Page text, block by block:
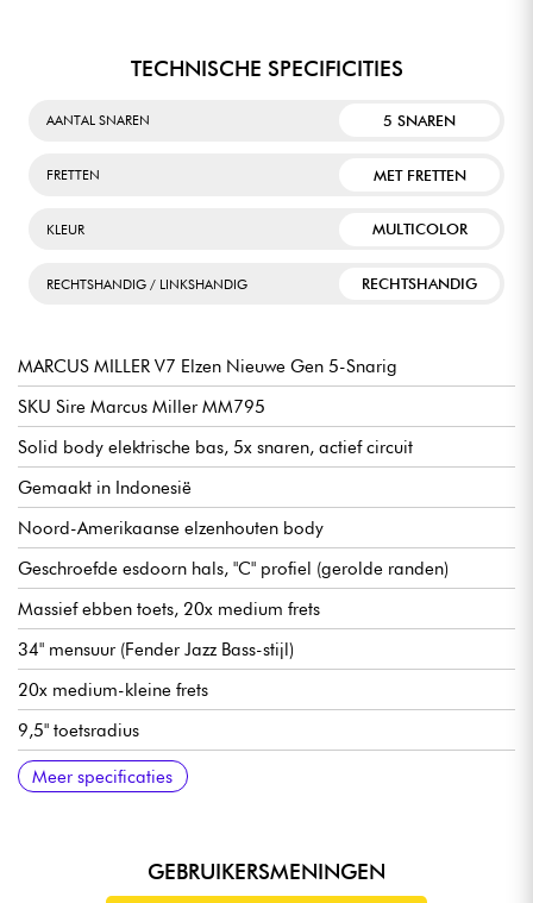
TECHNISCHE SPECIFICITIES
AANTAL SNAREN 5 SNAREN
FRETTEN MET FRETTEN
KLEUR MULTICOLOR
RECHTSHANDIG / LINKSHANDIG RECHTSHANDIG
MARCUS MILLER V7 Elzen Nieuwe Gen 5-Snarig
SKU Sire Marcus Miller MM795
Solid body elektrische bas, 5x snaren, actief circuit
Gemaakt in Indonesië
Noord-Amerikaanse elzenhouten body
Geschroefde esdoorn hals, "C" profiel (gerolde randen)
Massief ebben toets, 20x medium frets
34" mensuur (Fender Jazz Bass-stijl)
20x medium-kleine frets
9,5" toetsradius
Halsbreedte 1e fret 46 mm
Sire Custom Super-J Revolution Alnico pickups
Sire Marcus Heritage-3 voorversterker, schakelbaar
actief/passief (18v via 2x 9v batterijen)
Volume/Toon, Blender, Treble, Middle/Frequency, Bass (P/P
voor passieve modus)
Sire Marcus Miller Modern-S Bas brug
Sire Premium lichtgewicht open stemmechanieken
Been kam
Hoogglans body afwerking
Satijnen afwerking hals
Meer specificaties
GEBRUIKERSMENINGEN